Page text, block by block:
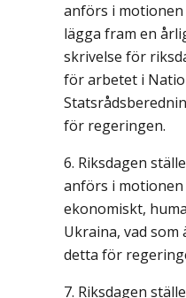
anförs i
lägga fram en
skrivelse för
för arbetet i
för regeringen.
Riksdagen
anförs i
ekonomiskt,
Ukraina, vad
detta för
Riksdagen